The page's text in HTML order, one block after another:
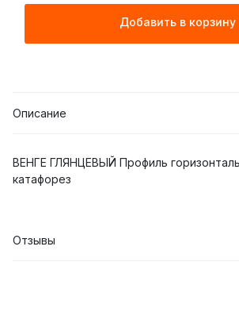
Добавить в корзину
Описание
ВЕНГЕ ГЛЯНЦЕВЫЙ Профиль
катафорез
Отзывы